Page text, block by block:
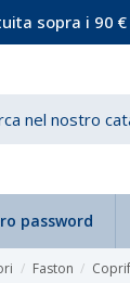
sopra i 90 €
password
Faston